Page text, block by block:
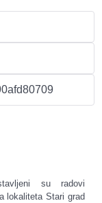
su radovi
lokaliteta Stari grad